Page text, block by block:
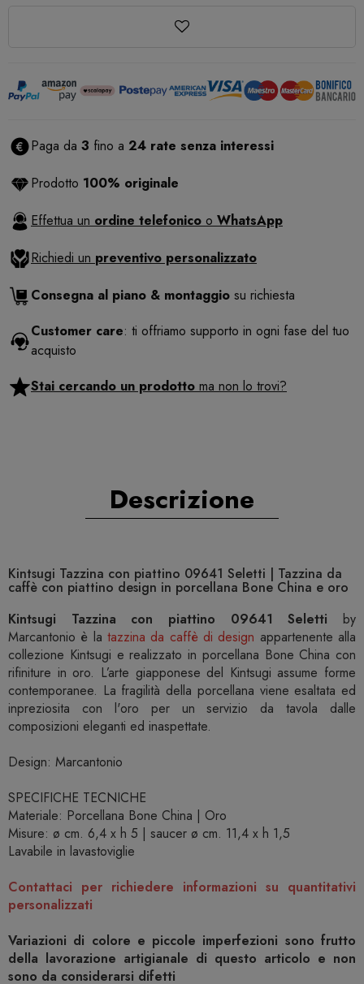
Paga da 3 fino a 24 rate senza interessi
Prodotto 100% originale
Effettua un ordine telefonico o WhatsApp
Richiedi un preventivo personalizzato
Consegna al piano & montaggio su richiesta
Customer care: ti offriamo supporto in ogni fase del tuo
acquisto
Stai cercando un prodotto ma non lo trovi?
Descrizione
Kintsugi Tazzina con piattino 09641 Seletti | Tazzina da
caffè con piattino design in porcellana Bone China e oro
Kintsugi Tazzina con piattino 09641 Seletti by
Marcantonio è la tazzina da caffè di design appartenente alla
collezione Kintsugi e realizzato in porcellana Bone China con
rifiniture in oro. L’arte giapponese del Kintsugi assume forme
contemporanee. La fragilità della porcellana viene esaltata ed
inpreziosita con l'oro per un servizio da tavola dalle
composizioni eleganti ed inaspettate.
Design: Marcantonio
SPECIFICHE TECNICHE
Materiale: Porcellana Bone China | Oro
Misure: ø cm. 6,4 x h 5 | saucer ø cm. 11,4 x h 1,5
Lavabile in lavastoviglie
Contattaci per richiedere informazioni su quantitativi
personalizzati
Variazioni di colore e piccole imperfezioni sono frutto
della lavorazione artigianale di questo articolo e non
sono da considerarsi difetti